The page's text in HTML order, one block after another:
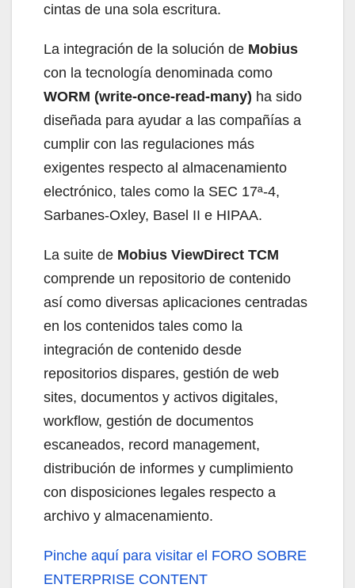
cintas de una sola escritura.
La integración de la solución de Mobius
con la tecnología denominada como
WORM (write-once-read-many) ha sido
diseñada para ayudar a las compañías a
cumplir con las regulaciones más
exigentes respecto al almacenamiento
electrónico, tales como la SEC 17ª-4,
Sarbanes-Oxley, Basel II e HIPAA.
La suite de Mobius ViewDirect TCM
comprende un repositorio de contenido
así como diversas aplicaciones centradas
en los contenidos tales como la
integración de contenido desde
repositorios dispares, gestión de web
sites, documentos y activos digitales,
workflow, gestión de documentos
escaneados, record management,
distribución de informes y cumplimiento
con disposiciones legales respecto a
archivo y almacenamiento.
Pinche aquí para visitar el FORO SOBRE
ENTERPRISE CONTENT